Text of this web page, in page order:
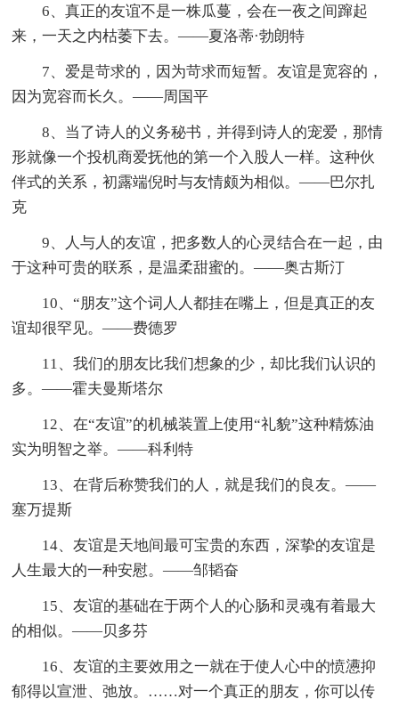
6、真正的友谊不是一株瓜蔓，会在一夜之间蹿起
来，一天之内枯萎下去。——夏洛蒂·勃朗特
7、爱是苛求的，因为苛求而短暂。友谊是宽容的，
因为宽容而长久。——周国平
8、当了诗人的义务秘书，并得到诗人的宠爱，那情
形就像一个投机商爱抚他的第一个入股人一样。这种伙
伴式的关系，初露端倪时与友情颇为相似。——巴尔扎
克
9、人与人的友谊，把多数人的心灵结合在一起，由
于这种可贵的联系，是温柔甜蜜的。——奥古斯汀
10、“朋友”这个词人人都挂在嘴上，但是真正的友
谊却很罕见。——费德罗
11、我们的朋友比我们想象的少，却比我们认识的
多。——霍夫曼斯塔尔
12、在“友谊”的机械装置上使用“礼貌”这种精炼油
实为明智之举。——科利特
13、在背后称赞我们的人，就是我们的良友。——
塞万提斯
14、友谊是天地间最可宝贵的东西，深挚的友谊是
人生最大的一种安慰。——邹韬奋
15、友谊的基础在于两个人的心肠和灵魂有着最大
的相似。——贝多芬
16、友谊的主要效用之一就在于使人心中的愤懑抑
郁得以宣泄、弛放。……对一个真正的朋友，你可以传